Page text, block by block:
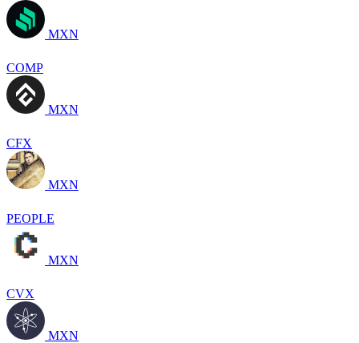
MXN
COMP
MXN
CFX
MXN
PEOPLE
MXN
CVX
MXN